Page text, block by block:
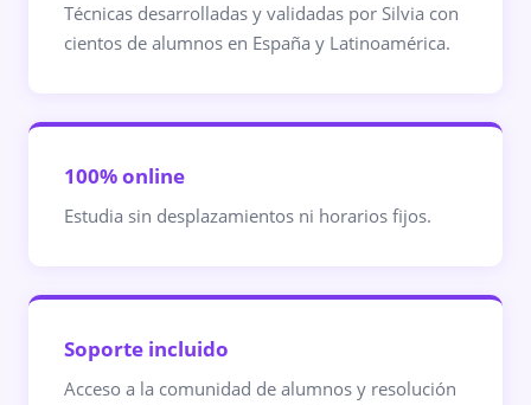
Técnicas desarrolladas y validadas por Silvia con
cientos de alumnos en España y Latinoamérica.
100% online
Estudia sin desplazamientos ni horarios fijos.
Soporte incluido
Acceso a la comunidad de alumnos y resolución